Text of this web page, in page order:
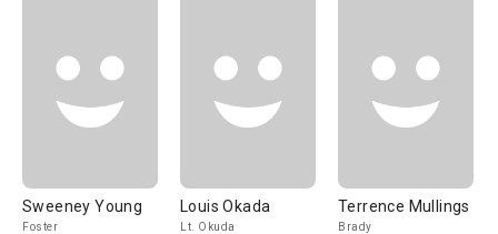
Sweeney Young
Foster
Louis Okada
Lt. Okuda
Terrence Mullings
Brady